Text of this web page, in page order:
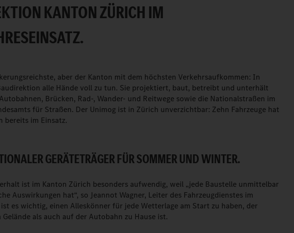
KANTON ZÜRICH IM
aber der Kanton mit dem höchsten Verkehrsaufkommen: In
alle Hände voll zu tun. Sie projektiert, baut, betreibt und unterhält
Brücken, Rad-, Wander- und Reitwege sowie die Nationalstraßen im
für Straßen. Der Unimog ist in Zürich unverzichtbar: Zehn Fahrzeuge hat
bereits im Einsatz.
GERÄTETRÄGER FÜR SOMMER UND WINTER.
ist im Kanton Zürich besonders aufwendig, weil „jede Baustelle unmittelbar
Auswirkungen hat“, so Jeannot Wagner, Leiter des Fahrzeugdienstes im
es wichtig, einen Alleskönner für jede Wetterlage am Start zu haben, der
als auch auf der Autobahn zu Hause ist.